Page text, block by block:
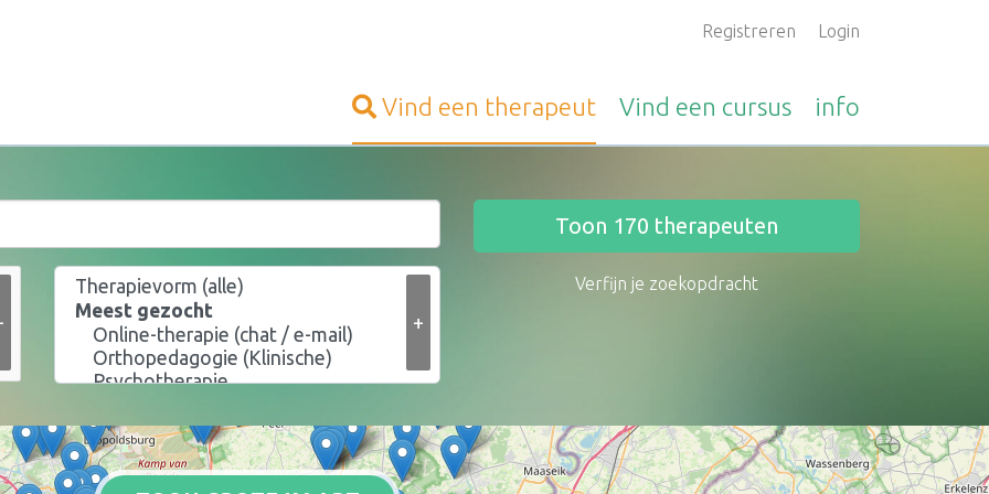
Registreren Login
Vind een therapeut Vind een cursus info
+
Toon 170 therapeuten
Verfijn je zoekopdracht